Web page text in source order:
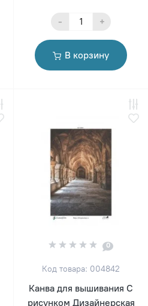
- +
В корзину
0
Код товара: 004842
Канва для вышивания С
рисунком Дизайнерская